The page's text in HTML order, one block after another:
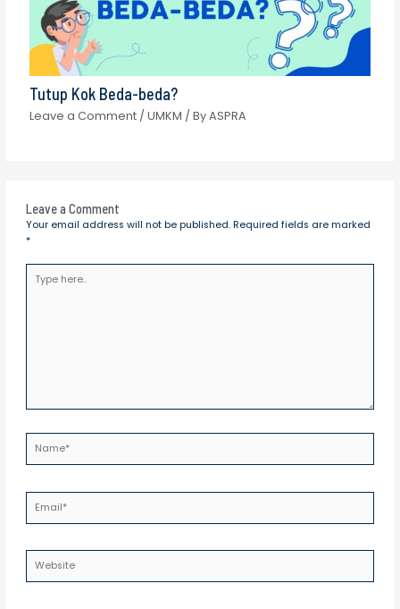
Tutup Kok Beda-beda?
Leave a Comment /UMKM / ByASPRA
Leave a Comment
Your email address will not be published. Required fields are marked
*
here..